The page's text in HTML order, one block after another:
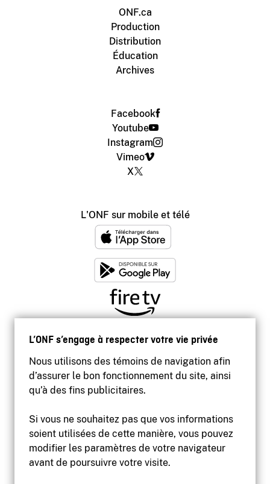
L’ONF s’engage à respecter votre vie privée
Nous utilisons des témoins de navigation afin
d’assurer le bon fonctionnement du site, ainsi
qu’à des fins publicitaires.
Si vous ne souhaitez pas que vos informations
soient utilisées de cette manière, vous pouvez
modifier les paramètres de votre navigateur
avant de poursuivre votre visite.
ONF.ca
Production
Distribution
Éducation
Archives
Facebook
Youtube
Instagram
Vimeo
X
L'ONF sur mobile et télé
Accessibilité
Site institutionnel